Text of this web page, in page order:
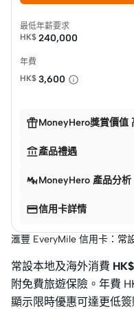
最低年薪要求
HK$ 240,000
年費
HK$ 3,600
MoneyHero獎賞價值
產品禮遇
MoneyHero 產品分析
信用卡詳情
滙豐 EveryMile 信用卡：常
常設本地及海外消費
附免費旅遊保險。年費
顯示限時優惠可達更低